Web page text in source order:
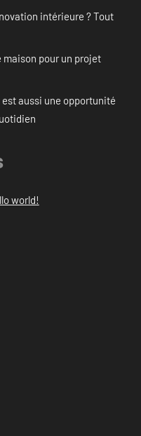
intérieure ? Tout
pour un projet
aussi une opportunité
world!